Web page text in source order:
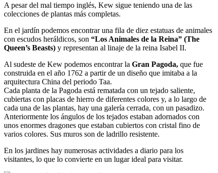
A pesar del mal tiempo inglés, Kew sigue teniendo una de las
colecciones de plantas más completas.
En el jardín podemos encontrar una fila de diez estatuas de animales
con escudos heráldicos, son “Los Animales de la Reina” (The
Queen’s Beasts) y representan al linaje de la reina Isabel II.
Al sudeste de Kew podemos encontrar la Gran Pagoda, que fue
construida en el año 1762 a partir de un diseño que imitaba a la
arquitectura China del periodo Taa.
Cada planta de la Pagoda está rematada con un tejado saliente,
cubiertas con placas de hierro de diferentes colores y, a lo largo de
cada una de las plantas, hay una galería cerrada, con un pasadizo.
Anteriormente los ángulos de los tejados estaban adornados con
unos enormes dragones que estaban cubiertos con cristal fino de
varios colores. Sus muros son de ladrillo resistente.
En los jardines hay numerosas actividades a diario para los
visitantes, lo que lo convierte en un lugar ideal para visitar.